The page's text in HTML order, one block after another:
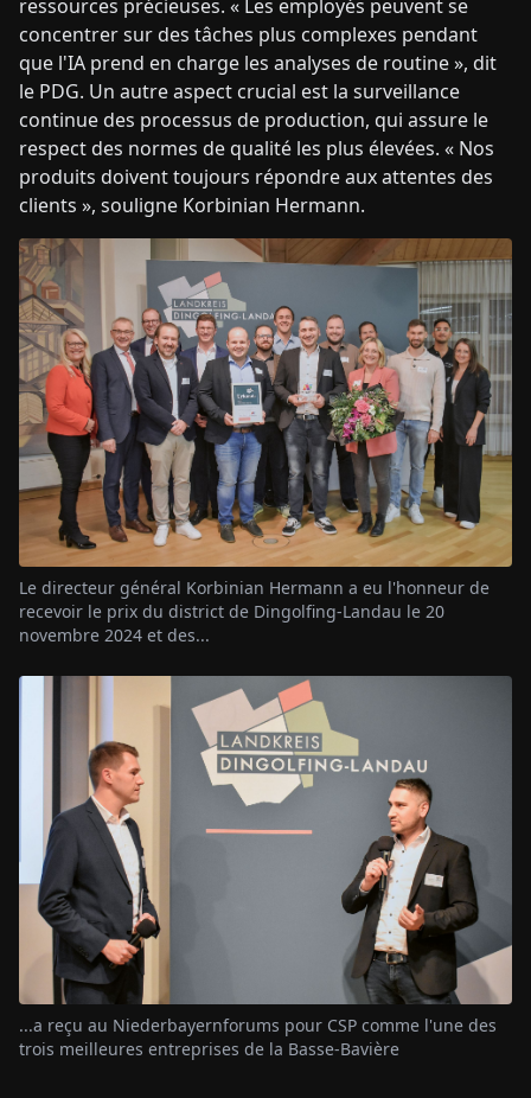
ressources précieuses. « Les employés peuvent se
concentrer sur des tâches plus complexes pendant
que l'IA prend en charge les analyses de routine », dit
le PDG. Un autre aspect crucial est la surveillance
continue des processus de production, qui assure le
respect des normes de qualité les plus élevées. « Nos
produits doivent toujours répondre aux attentes des
clients », souligne Korbinian Hermann.
Le directeur général Korbinian Hermann a eu l'honneur de
recevoir le prix du district de Dingolfing-Landau le 20
novembre 2024 et des...
...a reçu au Niederbayernforums pour CSP comme l'une des
trois meilleures entreprises de la Basse-Bavière